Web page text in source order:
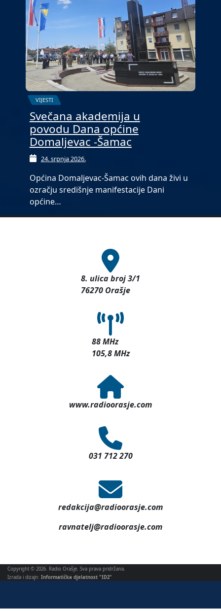
VIJESTI
Svečana akademija u
povodu Dana općine
Domaljevac -Šamac
24. srpnja 2026.
Općina Domaljevac-Šamac ovih dana živi u
ozračju središnje manifestacije Dani
općine…
8. ulica broj 3/1
76270 Orašje
88 MHz
105,8 MHz
www.radioorasje.com
031 712 270
redakcija@radioorasje.com
ravnatelj@radioorasje.com
Copyright © 2026. Radio Orašje. Sva prava pridržana.
Izrada i dizajn: Informatička djelatnost "ID2"